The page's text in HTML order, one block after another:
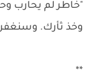
"خاطر لم يحارب
وخذ ثأرك.
**